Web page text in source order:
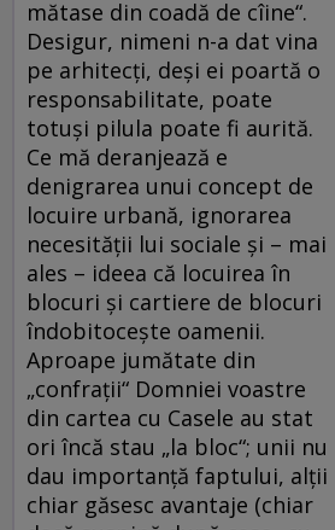
mătase din coadă de cîine“.
Desigur, nimeni n-a dat vina
pe arhitecţi, deşi ei poartă o
responsabilitate, poate
totuşi pilula poate fi aurită.
Ce mă deranjează e
denigrarea unui concept de
locuire urbană, ignorarea
necesităţii lui sociale şi – mai
ales – ideea că locuirea în
blocuri şi cartiere de blocuri
îndobitoceşte oamenii.
Aproape jumătate din
„confraţii“ Domniei voastre
din cartea cu Casele au stat
ori încă stau „la bloc“; unii nu
dau importanţă faptului, alţii
chiar găsesc avantaje (chiar